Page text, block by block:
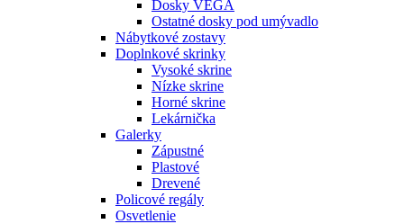
Dosky VEGA
Ostatné dosky pod umývadlo
Nábytkové zostavy
Doplnkové skrinky
Vysoké skrine
Nízke skrine
Horné skrine
Lekárnička
Galerky
Zápustné
Plastové
Drevené
Policové regály
Osvetlenie